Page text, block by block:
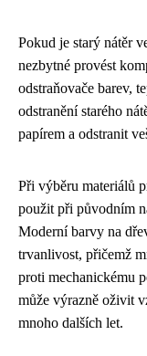
Pokud je starý nátěr
nezbytné provést
odstraňovače barev,
odstranění starého
papírem a odstranit
Při výběru materiálů
použit při původním
Moderní barvy na
trvanlivost, přičemž
proti mechanickému
může výrazně oživit
mnoho dalších let.